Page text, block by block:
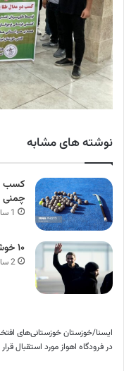
نوشته های مشابه
چمنی
1 ساعت پیش
۱۰ خوشحالی گل زودتر از موعد
2 ساعت پیش
ایسنا/خوزستانخوزستانی‌های
در فرودگاه اهواز مورد استقبال قرار